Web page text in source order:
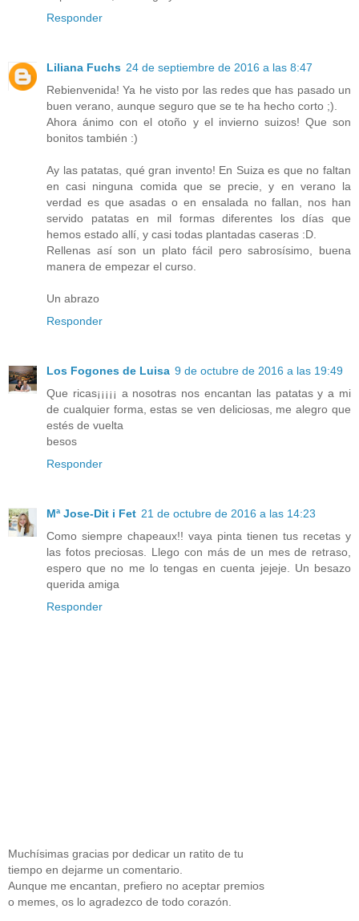
Responder
Liliana Fuchs 24 de septiembre de 2016 a las 8:47
Rebienvenida! Ya he visto por las redes que has pasado un
buen verano, aunque seguro que se te ha hecho corto ;).
Ahora ánimo con el otoño y el invierno suizos! Que son
bonitos también :)
Ay las patatas, qué gran invento! En Suiza es que no faltan
en casi ninguna comida que se precie, y en verano la
verdad es que asadas o en ensalada no fallan, nos han
servido patatas en mil formas diferentes los días que
hemos estado allí, y casi todas plantadas caseras :D.
Rellenas así son un plato fácil pero sabrosísimo, buena
manera de empezar el curso.
Un abrazo
Responder
Los Fogones de Luisa 9 de octubre de 2016 a las 19:49
Que ricas¡¡¡¡¡ a nosotras nos encantan las patatas y a mi
de cualquier forma, estas se ven deliciosas, me alegro que
estés de vuelta
besos
Responder
Mª Jose-Dit i Fet 21 de octubre de 2016 a las 14:23
Como siempre chapeaux!! vaya pinta tienen tus recetas y
las fotos preciosas. Llego con más de un mes de retraso,
espero que no me lo tengas en cuenta jejeje. Un besazo
querida amiga
Responder
Muchísimas gracias por dedicar un ratito de tu
tiempo en dejarme un comentario.
Aunque me encantan, prefiero no aceptar premios
o memes, os lo agradezco de todo corazón.